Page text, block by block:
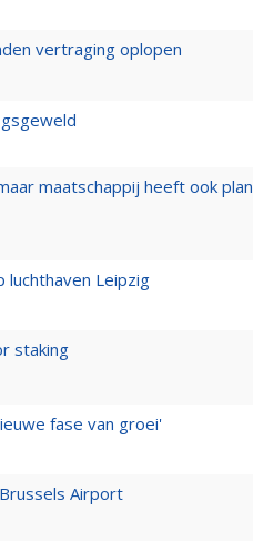
vertraging oplopen
maatschappij heeft ook plan
luchthaven Leipzig
staking
fase van groei'
Airport